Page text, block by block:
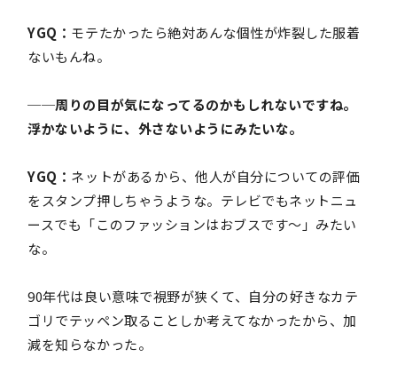
YGQ： モテたかったら絶対あんな個性が炸裂した服着
ないもんね。
──周りの目が気になってるのかもしれないですね。
浮かないように、外さないようにみたいな。
YGQ： ネットがあるから、他人が自分についての評価
をスタンプ押しちゃうような。テレビでもネットニュ
ースでも「このファッションはおブスです〜」みたい
な。
90年代は良い意味で視野が狭くて、自分の好きなカテ
ゴリでテッペン取ることしか考えてなかったから、加
減を知らなかった。